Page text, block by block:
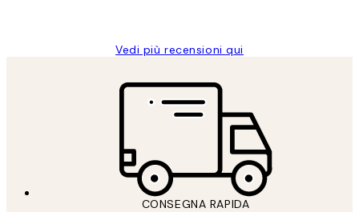
Vedi più recensioni qui
CONSEGNA RAPIDA